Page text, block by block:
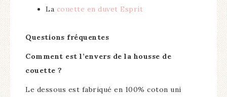
La couette en duvet Esprit
Questions fréquentes
Comment est l’envers de la housse de
couette ?
Le dessous est fabriqué en 100% coton uni